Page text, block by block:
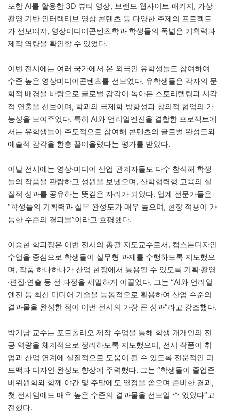
또한 AI를 활용한 3D 뷰티 영상, 브랜드 웹사이트 패키지, 가상
촬영 기반 인터랙티브 영상 콘텐츠 등 다양한 주제의 프로젝트
가 선보여져, 영상미디어콘텐츠학과 학생들의 폭넓은 기획력과
제작 역량을 확인할 수 있었다.
이번 전시에는 여러 국가에서 온 외국인 유학생들도 참여하여
수준 높은 영상미디어콘텐츠를 선보였다. 유학생들은 각자의 문
화적 배경을 바탕으로 글로벌 감각이 녹아든 스토리텔링과 시각
적 연출을 선보이며, 학과의 국제화 방향성과 창의적 협업의 가
능성을 보여주었다. 특히 AI와 언리얼엔진을 결합한 프로젝트에
서는 유학생들이 주도적으로 참여해 콘텐츠의 글로벌 완성도와
예술적 감각을 한층 끌어올렸다는 평가를 받았다.
이날 전시에는 영상·미디어 산업 관계자들도 다수 참석해 학생
들의 작품을 관람하고 성원을 보냈으며, 산학협력형 교육의 실
질적 성과를 공유하는 뜻깊은 자리가 되었다. 업계 전문가들은
“학생들의 기획력과 실무 완성도가 매우 높으며, 현장 적용이 가
능한 수준의 결과물”이라고 호평했다.
이승현 학과장은 이번 전시의 총괄 지도교수로서, 캡스톤디자인
수업을 중심으로 학생들이 실무형 과제를 수행하도록 지도했으
며, 작품 하나하나가 산업 현장에서 통용될 수 있도록 기획·촬영
·편집·연출 등 전 과정을 세밀하게 이끌었다. 그는 “AI와 언리얼
엔진 등 최신 미디어 기술을 능동적으로 활용하여 산업 수준의
결과물을 완성한 점이 이번 전시의 가장 큰 성과”라고 강조했다.
박기남 교수는 포트폴리오 제작 수업을 통해 학생 개개인의 전
공 역량을 체계적으로 정리하도록 지도했으며, 전시 작품이 취
업과 산업 연계에 실질적으로 도움이 될 수 있도록 전문적인 피
드백과 디자인 완성도 향상에 주력했다. 그는 “학생들이 졸업준
비위원회와 함께 야간 및 주말에도 열정을 쏟으며 준비한 결과,
첫 전시임에도 매우 높은 수준의 결과물을 선보일 수 있었다”고
전했다.